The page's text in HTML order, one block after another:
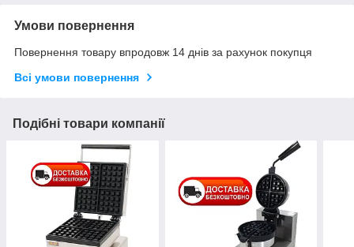
Умови повернення
Повернення товару впродовж 14 днів за рахунок покупця
Всі умови повернення
Подібні товари компанії